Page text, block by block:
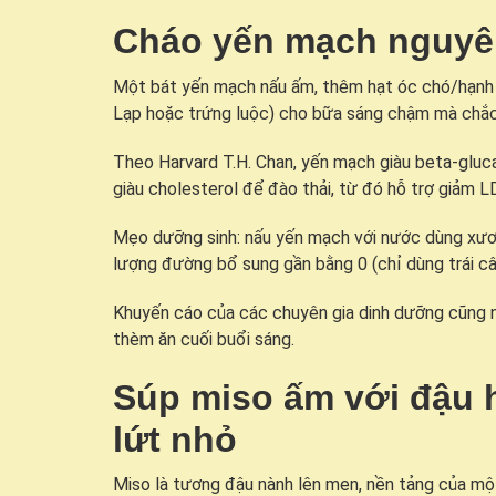
Cháo yến mạch
Một bát yến mạch nấu ấm, thêm hạt óc chó/
Lạp hoặc trứng luộc) cho bữa sáng chậm mà
Theo Harvard T.H. Chan, yến mạch giàu beta-
giàu cholesterol để đào thải, từ đó hỗ trợ giảm
Mẹo dưỡng sinh: nấu yến mạch với nước dùng
lượng đường bổ sung gần bằng 0 (chỉ dùng trái
Khuyến cáo của các chuyên gia dinh dưỡng
thèm ăn cuối buổi sáng.
Súp miso ấm với đậu
lứt nhỏ
Miso là tương đậu nành lên men, nền tảng của